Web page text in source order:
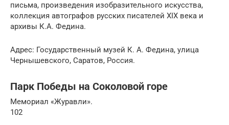
письма, произведения изобразительного искусства,
коллекция автографов русских писателей XIX века и
архивы К.А. Федина.
Адрес: Государственный музей К. А. Федина, улица
Чернышевского, Саратов, Россия.
Парк Победы на Соколовой горе
Мемориал «Журавли».
102